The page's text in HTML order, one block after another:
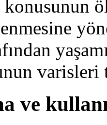
varisleri
ve